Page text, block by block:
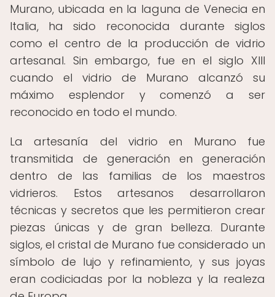
Murano, ubicada en la laguna de Venecia en
Italia, ha sido reconocida durante siglos
como el centro de la producción de vidrio
artesanal. Sin embargo, fue en el siglo XIII
cuando el vidrio de Murano alcanzó su
máximo esplendor y comenzó a ser
reconocido en todo el mundo.
La artesanía del vidrio en Murano fue
transmitida de generación en generación
dentro de las familias de los maestros
vidrieros. Estos artesanos desarrollaron
técnicas y secretos que les permitieron crear
piezas únicas y de gran belleza. Durante
siglos, el cristal de Murano fue considerado un
símbolo de lujo y refinamiento, y sus joyas
eran codiciadas por la nobleza y la realeza